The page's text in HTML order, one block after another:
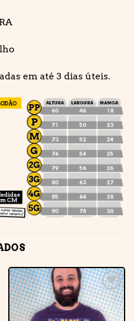
em até 3 dias úteis.
Adicionar
à lista de